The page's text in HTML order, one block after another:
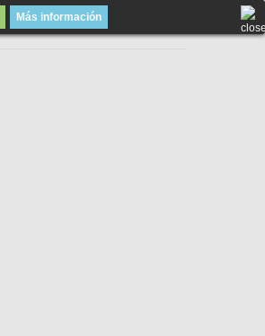
Más información